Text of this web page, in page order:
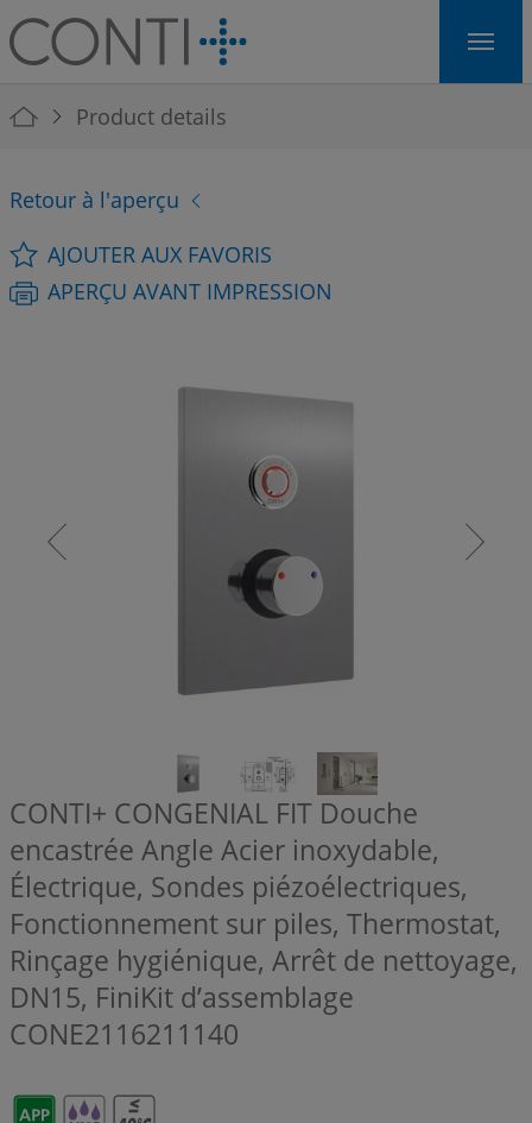
Skip to main navigation
Skip to main content
Skip to page footer
You are here:
Product details
Retour à l'aperçu
AJOUTER AUX FAVORIS
APERÇU AVANT IMPRESSION
CONTI+ CONGENIAL FIT Douche
encastrée Angle Acier inoxydable,
Électrique, Sondes piézoélectriques,
Fonctionnement sur piles, Thermostat,
Rinçage hygiénique, Arrêt de nettoyage,
DN15, FiniKit d’assemblage
CONE2116211140